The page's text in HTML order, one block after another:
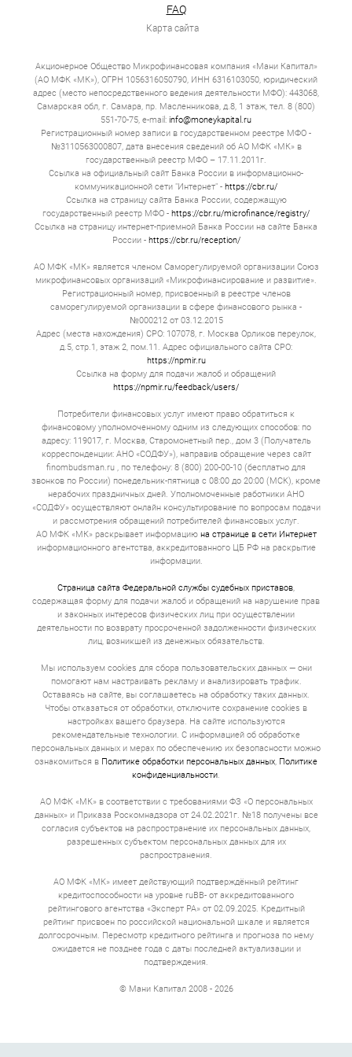
Проверка длится за 15 минут. Выдача полностью всей
денежной суммы происходит мгновенно. Но за эту
скорость всегда есть дополнительная плата.
прежде всего оцените вашу конкретную ситуацию. Если
вам не хватает 10 000 до аванса — оформляйте
микрозайм и отдавайте деньги через 14 д. Если вам
необходимо полмиллиона на модернизацию цеха —
обращайтесь к нам.
Типы онлайн займов в Перми
Весь рынок онлайн‑займов удобно разделить на три
категории.
Классические микрозаймы
Суммы — от 1 000 до 30 000 рублей. Сроки — от 7
хватает денег на бытовые нужды, студенты,
пенсионеры. МФО, которые предоставляют такие
микрозаймы, зарабатывают на скорости,
доступности.
Суммы — от 10 000 до 100 000 рублей. Срок от 3
мес. до 1 г. Фиксированный график. Ежемесячно
вы вносите одну и ту же сумму денег, и
задолженность по займу постепенно тает.
Займы с обеспечением
Сумма может достигать 30 000 000. Срок — от 1
до 5 лет. Гарантией выступает имущество.
Ставка по займу адекватная, потому что
кредитор снижает свои риски за счет полученной
гарантии. Проценты сопоставимы с
банковскими, а иногда и ниже.
Как взять займ онлайн в Перми?
Выбор продукта. Большинство людей ищут
неправильно. Это имеет значение, но вторичное.
Первична цель. Если вам нужно 20 000 на 3
недели до зарплаты, то вам не нужен кредит под
залог квартиры. Если вы открываете
автомастерскую и вам не хватает миллиона на
микрозайм под 0% на первый месяц. Через 30 дн.
вы будете вынуждены отдать всю сумму займа с
огромной надбавкой.
Договор. В законе прописано требование, что
полная стоимость кредита указывается
понятным шрифтом в правом верхнем углу
первой страницы. Это главная цифра договора
займа, которая включает все: проценты,
комиссии, страхование.
Получение денег. Деньги приходят в течение
оформляете займ на развитие бизнеса или
приобретение оборудования, то перевод может
идти по межбанковским каналам до 3 рабочих
дней. Можно получить наличные деньги в офисе.
Полная стоимость кредита
онлайн
Ставка 0,8% в день выглядит безобидно. Умножьте на
365 дней — получите 292% годовых. Это не запугивание,
а математика. 10 000 рублей на 20 дней под такой
процент превращаются в 11 600. То есть 1500 руб. за
FAQ
Карта сайта
Акционерное Общество Микрофинансовая компания «Мани Капитал»
(АО МФК «МК»), ОГРН 1056316050790, ИНН 6316103050, юридический
адрес (место непосредственного ведения деятельности МФО): 443068,
Самарская обл, г. Самара, пр. Масленникова, д.8, 1 этаж, тел. 8 (800)
551-70-75, e-mail: info@moneykapital.ru
Регистрационный номер записи в государственном реестре МФО -
№3110563000807, дата внесения сведений об АО МФК «МК» в
государственный реестр МФО – 17.11.2011г.
Ссылка на официальный сайт Банка России в информационно-
коммуникационной сети "Интернет" - https://cbr.ru/
Ссылка на страницу сайта Банка России, содержащую
государственный реестр МФО - https://cbr.ru/microfinance/registry/
Ссылка на страницу интернет-приемной Банка России на сайте Банка
России - https://cbr.ru/reception/
АО МФК «МК» является членом Саморегулируемой организации Союз
микрофинансовых организаций «Микрофинансирование и развитие».
Регистрационный номер, присвоенный в реестре членов
саморегулируемой организации в сфере финансового рынка -
№000212 от 03.12.2015
Адрес (места нахождения) СРО: 107078, г. Москва Орликов переулок,
д.5, стр.1, этаж 2, пом.11. Адрес официального сайта СРО:
https://npmir.ru
Ссылка на форму для подачи жалоб и обращений
https://npmir.ru/feedback/users/
Потребители финансовых услуг имеют право обратиться к
финансовому уполномоченному одним из следующих способов: по
адресу: 119017, г. Москва, Старомонетный пер., дом 3 (Получатель
корреспонденции: АНО «СОДФУ»), направив обращение через сайт
finombudsman.ru , по телефону: 8 (800) 200-00-10 (бесплатно для
звонков по России) понедельник-пятница с 08:00 до 20:00 (МСК), кроме
нерабочих праздничных дней. Уполномоченные работники АНО
«СОДФУ» осуществляют онлайн консультирование по вопросам подачи
и рассмотрения обращений потребителей финансовых услуг.
АО МФК «МК» раскрывает информацию на странице в сети Интернет
информационного агентства, аккредитованного ЦБ РФ на раскрытие
информации.
Страница сайта Федеральной службы судебных приставов,
содержащая форму для подачи жалоб и обращений на нарушение прав
и законных интересов физических лиц при осуществлении
деятельности по возврату просроченной задолженности физических
лиц, возникшей из денежных обязательств.
Мы используем cookies для сбора пользовательских данных — они
помогают нам настраивать рекламу и анализировать трафик.
Оставаясь на сайте, вы соглашаетесь на обработку таких данных.
Чтобы отказаться от обработки, отключите сохранение cookies в
настройках вашего браузера. На сайте используются
рекомендательные технологии. С информацией об обработке
персональных данных и мерах по обеспечению их безопасности можно
ознакомиться в Политике обработки персональных данных, Политике
конфиденциальности.
АО МФК «МК» в соответствии с требованиями ФЗ «О персональных
данных» и Приказа Роскомнадзора от 24.02.2021г. №18 получены все
согласия субъектов на распространение их персональных данных,
разрешенных субъектом персональных данных для их
распространения.
АО МФК «МК» имеет действующий подтверждённый рейтинг
кредитоспособности на уровне ruBB- от аккредитованного
рейтингового агентства «Эксперт РА» от 02.09.2025. Кредитный
рейтинг присвоен по российской национальной шкале и является
долгосрочным. Пересмотр кредитного рейтинга и прогноза по нему
ожидается не позднее года с даты последней актуализации и
подтверждения.
© Мани Капитал 2008 - 2026